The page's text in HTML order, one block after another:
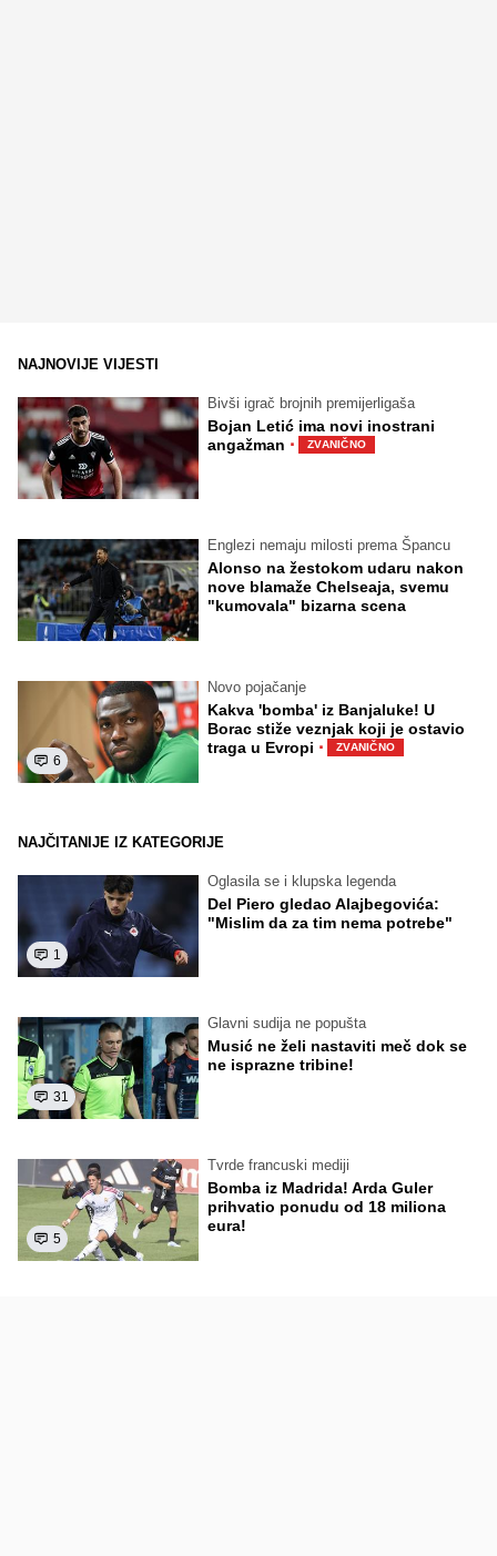
NAJNOVIJE VIJESTI
Bivši igrač brojnih premijerligaša
Bojan Letić ima novi inostrani
angažman · ZVANIČNO
Englezi nemaju milosti prema Špancu
Alonso na žestokom udaru nakon
nove blamaže Chelseaja, svemu
"kumovala" bizarna scena
6
Novo pojačanje
Kakva 'bomba' iz Banjaluke! U
Borac stiže veznjak koji je ostavio
traga u Evropi · ZVANIČNO
NAJČITANIJE IZ KATEGORIJE
1
Oglasila se i klupska legenda
Del Piero gledao Alajbegovića:
"Mislim da za tim nema potrebe"
31
Glavni sudija ne popušta
Musić ne želi nastaviti meč dok se
ne isprazne tribine!
5
Tvrde francuski mediji
Bomba iz Madrida! Arda Guler
prihvatio ponudu od 18 miliona
eura!